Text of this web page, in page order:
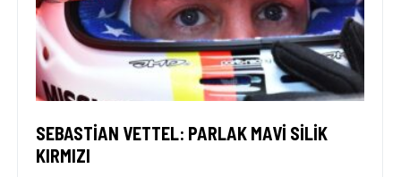
SEBASTIAN VETTEL: PARLAK MAVI SILIK
KIRMIZI